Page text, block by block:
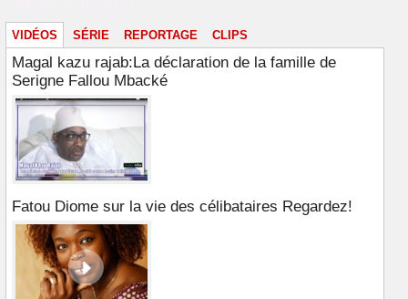
VIDÉOS SÉRIE REPORTAGE CLIPS
Magal kazu rajab:La déclaration de la famille de
Serigne Fallou Mbacké
Fatou Diome sur la vie des célibataires Regardez!